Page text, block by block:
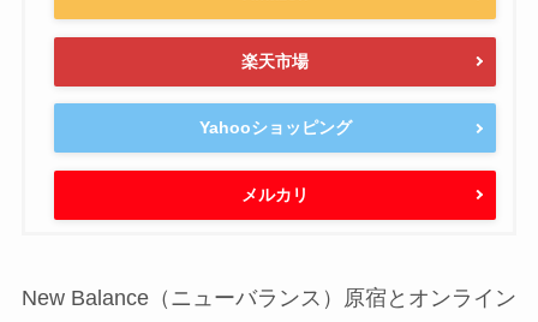
楽天市場
Yahooショッピング
メルカリ
New Balance（ニューバランス）原宿とオンライン